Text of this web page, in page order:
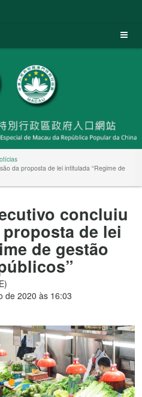
da proposta de lei intitulada “Regime de
concluiu
de lei
de gestão
de 2020 às 16:03